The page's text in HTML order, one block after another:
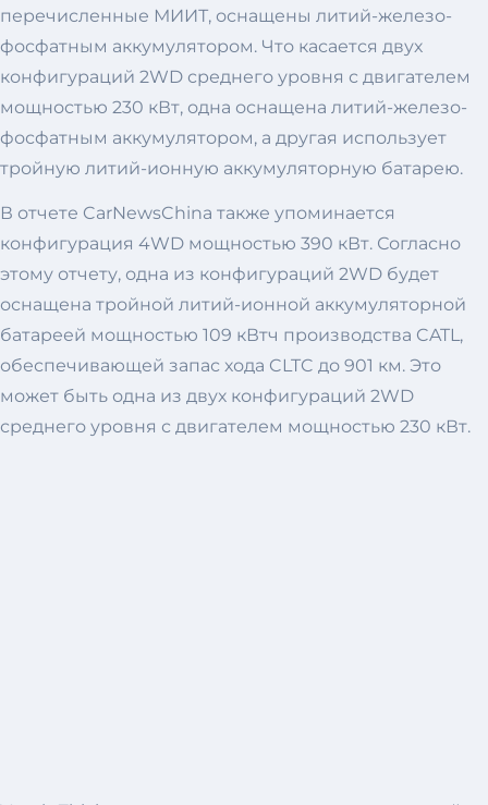
перечисленные МИИТ, оснащены литий-железо-
фосфатным аккумулятором. Что касается двух
конфигураций 2WD среднего уровня с двигателем
мощностью 230 кВт, одна оснащена литий-железо-
фосфатным аккумулятором, а другая использует
тройную литий-ионную аккумуляторную батарею.
В отчете CarNewsChina также упоминается
конфигурация 4WD мощностью 390 кВт. Согласно
этому отчету, одна из конфигураций 2WD будет
оснащена тройной литий-ионной аккумуляторной
батареей мощностью 109 кВтч производства CATL,
обеспечивающей запас хода CLTC до 901 км. Это
может быть одна из двух конфигураций 2WD
среднего уровня с двигателем мощностью 230 кВт.